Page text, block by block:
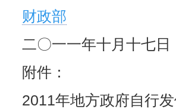
财政部
二〇一一年十月十七日
附件：
2011年地方政府自行